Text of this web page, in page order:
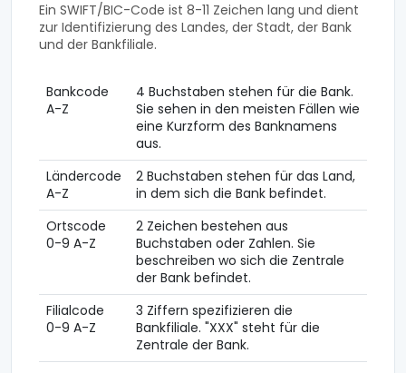
Ein SWIFT/BIC-Code ist 8-11 Zeichen lang und dient
zur Identifizierung des Landes, der Stadt, der Bank
und der Bankfiliale.
Bankcode
A-Z
4 Buchstaben stehen für die Bank.
Sie sehen in den meisten Fällen wie
eine Kurzform des Banknamens
aus.
Ländercode
A-Z
2 Buchstaben stehen für das Land,
in dem sich die Bank befindet.
Ortscode
0-9 A-Z
2 Zeichen bestehen aus
Buchstaben oder Zahlen. Sie
beschreiben wo sich die Zentrale
der Bank befindet.
Filialcode
0-9 A-Z
3 Ziffern spezifizieren die
Bankfiliale. "XXX" steht für die
Zentrale der Bank.